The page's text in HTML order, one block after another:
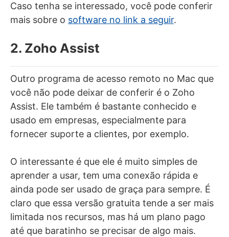
Caso tenha se interessado, você pode conferir
mais sobre o software no link a seguir.
2. Zoho Assist
Outro programa de acesso remoto no Mac que
você não pode deixar de conferir é o Zoho
Assist. Ele também é bastante conhecido e
usado em empresas, especialmente para
fornecer suporte a clientes, por exemplo.
O interessante é que ele é muito simples de
aprender a usar, tem uma conexão rápida e
ainda pode ser usado de graça para sempre. É
claro que essa versão gratuita tende a ser mais
limitada nos recursos, mas há um plano pago
até que baratinho se precisar de algo mais.